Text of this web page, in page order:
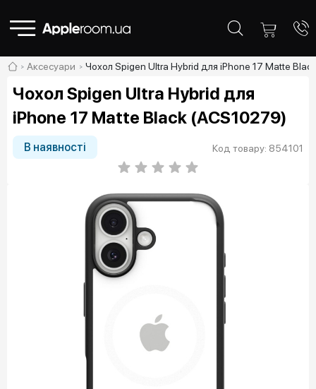
Аксесуари Чохол Spigen Ultra Hybrid для iPhone 17 Matte
Чохол Spigen Ultra Hybrid для
iPhone 17 Matte Black (ACS10279)
В наявності Код товару: 854101